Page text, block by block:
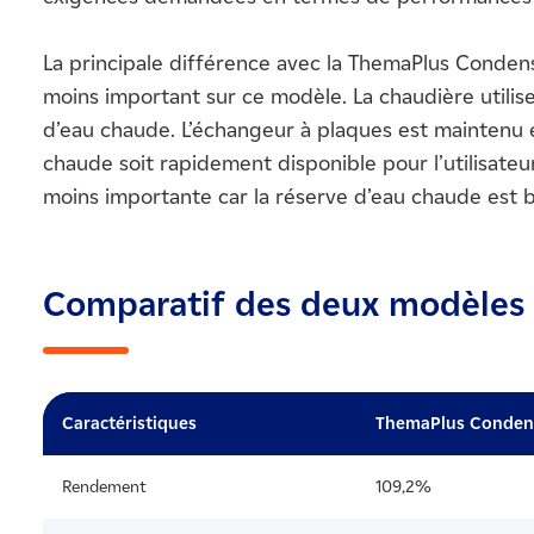
La principale différence avec la ThemaPlus
moins important sur ce modèle. La chaudière
d’eau chaude. L’échangeur à plaques est
chaude soit rapidement disponible pour
moins importante car la réserve d’eau chaude est
Comparatif des deux modèles
Caractéristiques ThemaPlus
Rendement 109,2%